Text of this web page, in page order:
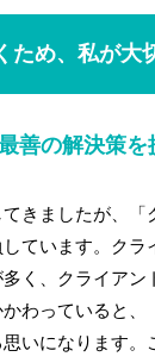
ため、私が大
善の解決策を
きましたが、
ています。クラ
く、クライアン
わっていると、
いになります